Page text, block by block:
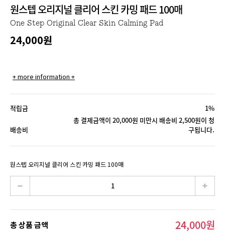
원스텝 오리지널 클리어 스킨 카밍 패드 100매
One Step Original Clear Skin Calming Pad
24,000원
+ more information +
적립금 1%
배송비
총 결제금액이 20,000원 미만시 배송비 2,500원이 청
구됩니다.
원스텝 오리지널 클리어 스킨 카밍 패드 100매
총 상품 금액 24,000원